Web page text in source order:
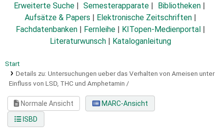
Erweiterte Suche Semesterapparate
Bibliotheken
Aufsätze & Papers
Elektronische Zeitschriften
Fachdatenbanken
Fernleihe KITopen-Medienportal
Literaturwunsch
Kataloganleitung
Start
Details zu: Untersuchungen ueber das Verhalten von Ameisen unter
Einfluss von LSD, THC und Amphetamin /
Normale Ansicht
MARC-Ansicht
ISBD